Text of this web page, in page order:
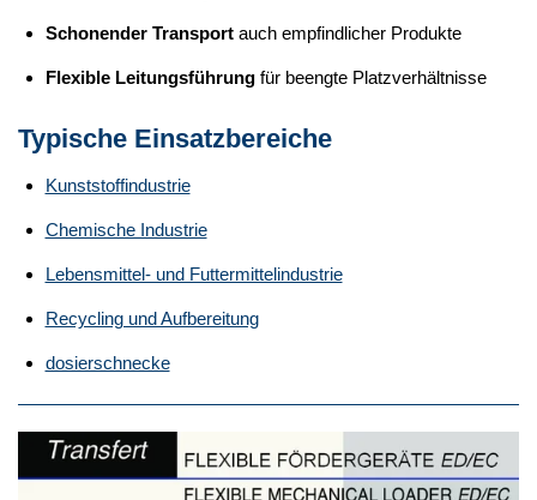
Schonender Transportauch empfindlicher Produkte
Flexible Leitungsführungfür beengte Platzverhältnisse
Typische Einsatzbereiche
Kunststoffindustrie
Chemische Industrie
Lebensmittel- und Futtermittelindustrie
Recycling und Aufbereitung
dosierschnecke